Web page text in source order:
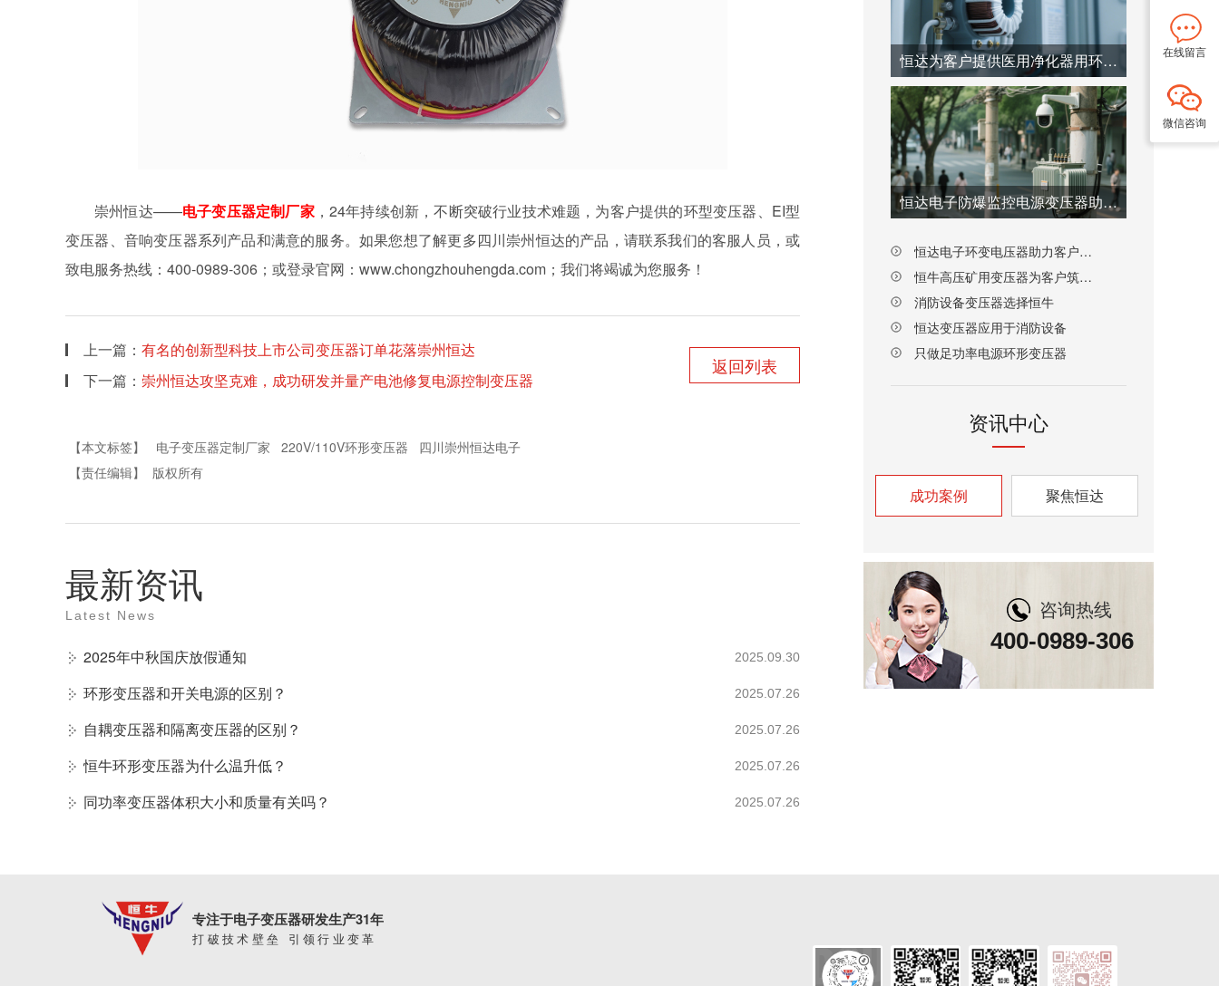
崇州恒达——电子变压器定制厂家，24年持续创新，不断突破行业技术难题，为客户提供的环型变压器、EI型
变压器、音响变压器系列产品和满意的服务。如果您想了解更多四川崇州恒达的产品，请联系我们的客服人员，或
致电服务热线：400-0989-306；或登录官网：www.chongzhouhengda.com；我们将竭诚为您服务！
上一篇： 有名的创新型科技上市公司变压器订单花落崇州恒达
下一篇： 崇州恒达攻坚克难，成功研发并量产电池修复电源控制变压器
返回列表
【本文标签】 电子变压器定制厂家 220V/110V环形变压器
四川崇州恒达电子
【责任编辑】
版权所有
最新资讯
Latest News
2025年中秋国庆放假通知 2025.09.30
环形变压器和开关电源的区别？ 2025.07.26
自耦变压器和隔离变压器的区别？ 2025.07.26
恒牛环形变压器为什么温升低？ 2025.07.26
同功率变压器体积大小和质量有关吗？ 2025.07.26
恒达为客户提供医用净化器用环型自耦变压器
恒达电子防爆监控电源变压器助力客户新品研发
恒达电子环变电压器助力客户技术突围
恒牛高压矿用变压器为客户筑牢长期供货根基
消防设备变压器选择恒牛
恒达变压器应用于消防设备
只做足功率电源环形变压器
资讯中心
成功案例 聚焦恒达
咨询热线
400-0989-306
专注于电子变压器研发生产31年
打破技术壁垒 引领行业变革
在线留言
微信咨询